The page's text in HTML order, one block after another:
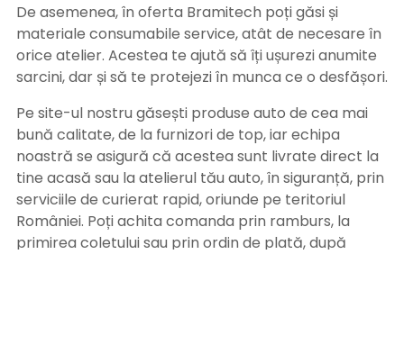
De asemenea, în oferta Bramitech poți găsi și
materiale consumabile service, atât de necesare în
orice atelier. Acestea te ajută să îți ușurezi anumite
sarcini, dar și să te protejezi în munca ce o desfășori.
Pe site-ul nostru găsești produse auto de cea mai
bună calitate, de la furnizori de top, iar echipa
noastră se asigură că acestea sunt livrate direct la
tine acasă sau la atelierul tău auto, în siguranță, prin
serviciile de curierat rapid, oriunde pe teritoriul
României. Poți achita comanda prin ramburs, la
primirea coletului sau prin ordin de plată, după